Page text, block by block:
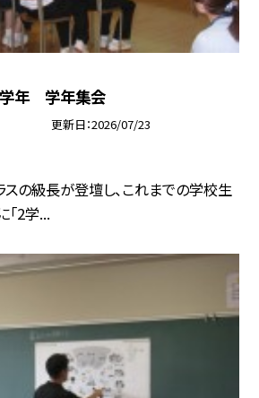
学年 学年集会
更新日 2026/07/23
スの級長が登壇し、これまでの学校生
「2学...